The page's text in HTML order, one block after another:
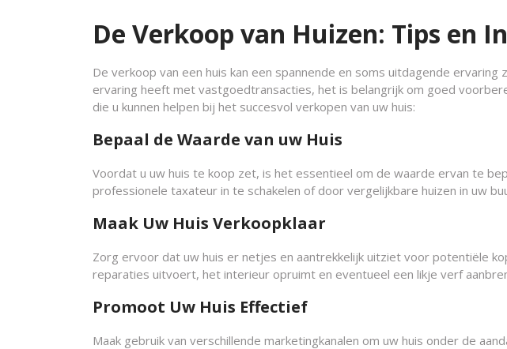
De Verkoop van Huizen: Tips en
De verkoop van een huis kan een spannende en soms uitdagende
ervaring heeft met vastgoedtransacties, het is belangrijk om goed
die u kunnen helpen bij het succesvol verkopen van uw huis:
Bepaal de Waarde van uw Huis
Voordat u uw huis te koop zet, is het essentieel om de waarde ervan te
professionele taxateur in te schakelen of door vergelijkbare huizen in uw
Maak Uw Huis Verkoopklaar
Zorg ervoor dat uw huis er netjes en aantrekkelijk uitziet voor potentiële
reparaties uitvoert, het interieur opruimt en eventueel een likje verf
Promoot Uw Huis Effectief
Maak gebruik van verschillende marketingkanalen om uw huis onder de